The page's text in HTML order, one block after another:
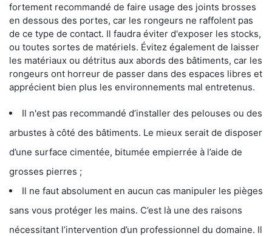
fortement recommandé de faire usage des joints brosses
en dessous des portes, car les rongeurs ne raffolent pas
de ce type de contact. Il faudra éviter d'exposer les stocks,
ou toutes sortes de matériels. Évitez également de laisser
les matériaux ou détritus aux abords des bâtiments, car les
rongeurs ont horreur de passer dans des espaces libres et
apprécient bien plus les environnements mal entretenus.
Il n'est pas recommandé d’installer des pelouses ou des
arbustes à côté des bâtiments. Le mieux serait de disposer
d’une surface cimentée, bitumée empierrée à l’aide de
grosses pierres ;
Il ne faut absolument en aucun cas manipuler les pièges
sans vous protéger les mains. C’est là une des raisons
nécessitant l’intervention d’un professionnel du domaine. Il